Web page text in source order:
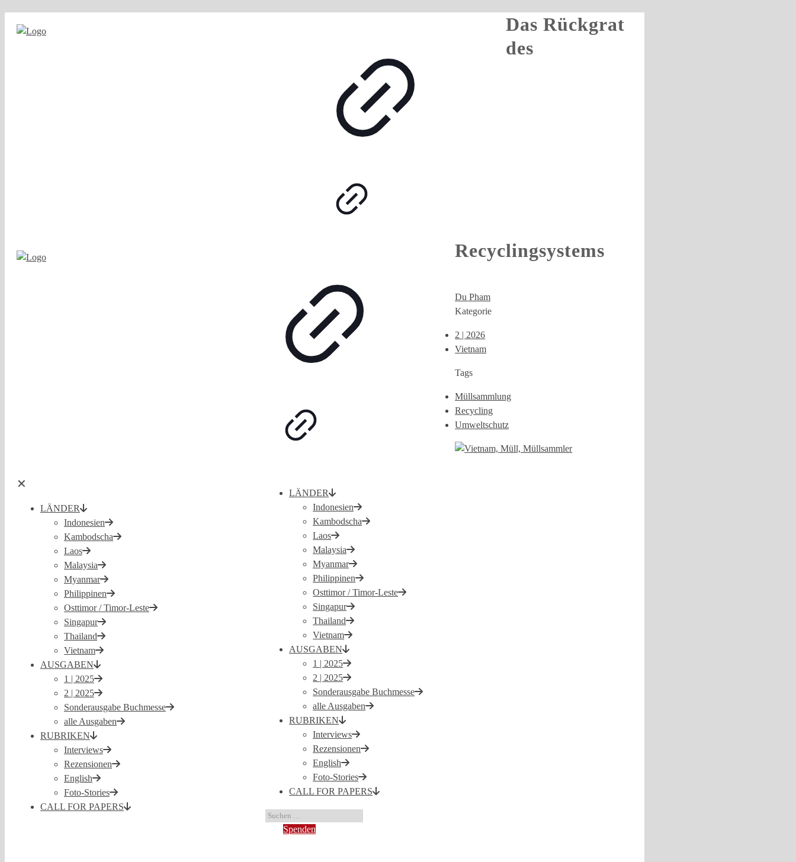
✕
LÄNDER
Indonesien
Kambodscha
Laos
Malaysia
Myanmar
Philippinen
Osttimor / Timor-Leste
Singapur
Thailand
Vietnam
AUSGABEN
1 | 2025
2 | 2025
Sonderausgabe Buchmesse
alle Ausgaben
RUBRIKEN
Interviews
Rezensionen
English
Foto-Stories
CALL FOR PAPERS
LÄNDER
Indonesien
Kambodscha
Laos
Malaysia
Myanmar
Philippinen
Osttimor / Timor-Leste
Singapur
Thailand
Vietnam
AUSGABEN
1 | 2025
2 | 2025
Sonderausgabe Buchmesse
alle Ausgaben
RUBRIKEN
Interviews
Rezensionen
English
Foto-Stories
CALL FOR PAPERS
Spenden
Das Rückgrat
des
Recyclingsystems
Du Pham
Kategorie
2 | 2026
Vietnam
Tags
Müllsammlung
Recycling
Umweltschutz